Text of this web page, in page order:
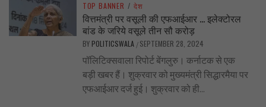
TOP BANNER / देश
वित्तमंत्री पर वसूली की एफआईआर … इलेक्टोरल
बांड के जरिये वसूले तीन सौ करोड़
BY POLITICSWALA / SEPTEMBER 28, 2024
पॉलिटिक्सवाला रिपोर्ट बेंगलुरु। कर्नाटक से एक
बड़ी खबर हैं। शुक्रवार को मुख्यमंत्री सिद्धारमैया पर
एफआईआर दर्ज हुई। शुक्रवार को ही...